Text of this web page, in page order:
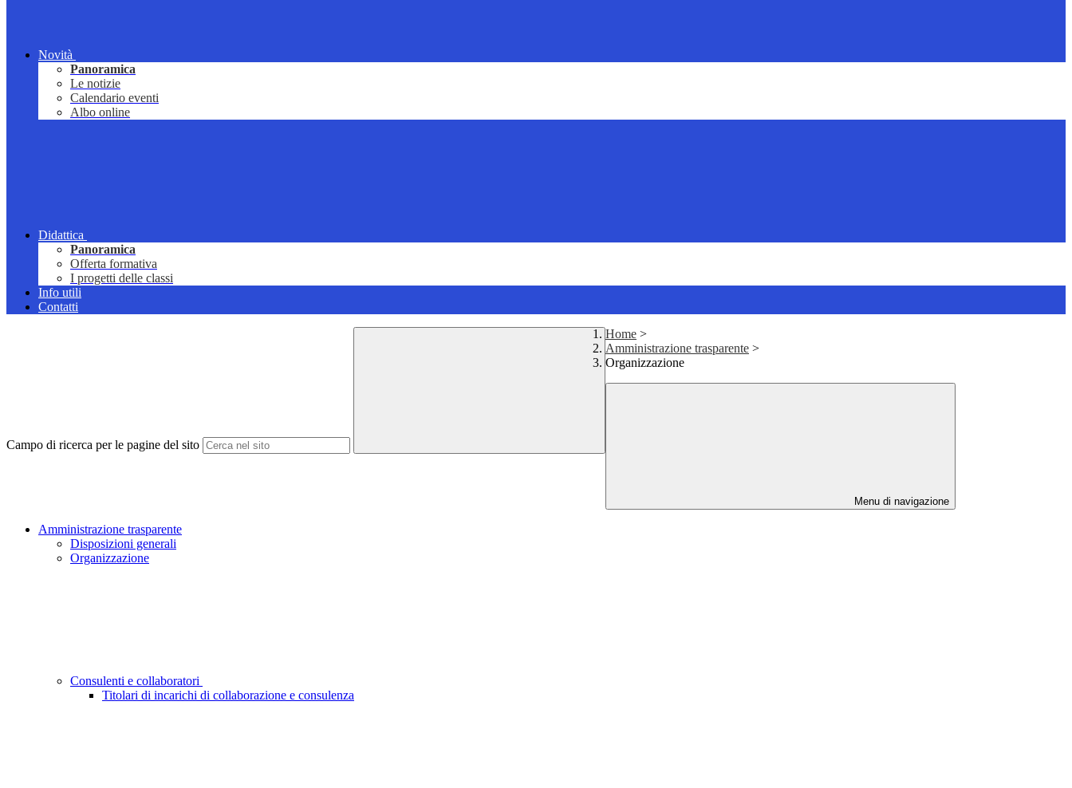
Novità
Panoramica
Le notizie
Calendario eventi
Albo online
Didattica
Panoramica
Offerta formativa
I progetti delle classi
Info utili
Contatti
Campo di ricerca per le pagine del sito
Home >
Amministrazione trasparente >
Organizzazione
Menu di navigazione
Amministrazione trasparente
Disposizioni generali
Organizzazione
Consulenti e collaboratori
Titolari di incarichi di collaborazione e consulenza